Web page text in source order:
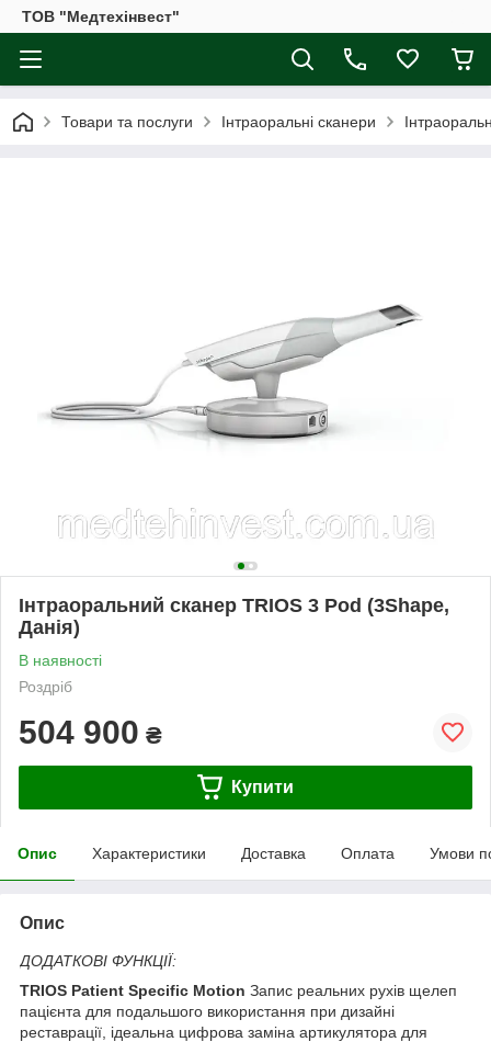
ТОВ "Медтехінвест"
Товари та послуги Інтраоральні сканери
Інтраоральний сканер TRIOS 3 Pod (3Shape,
Данія)
В наявності
Роздріб
504 900 ₴
Купити
Опис Характеристики Доставка Оплата Умови
Опис
ДОДАТКОВІ ФУНКЦІЇ:
TRIOS Patient Specific Motion Запис реальних рухів щелеп
пацієнта для подальшого використання при дизайні
реставрації, ідеальна цифрова заміна артикулятора для